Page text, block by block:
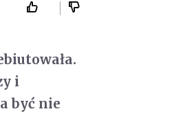
i
być nie